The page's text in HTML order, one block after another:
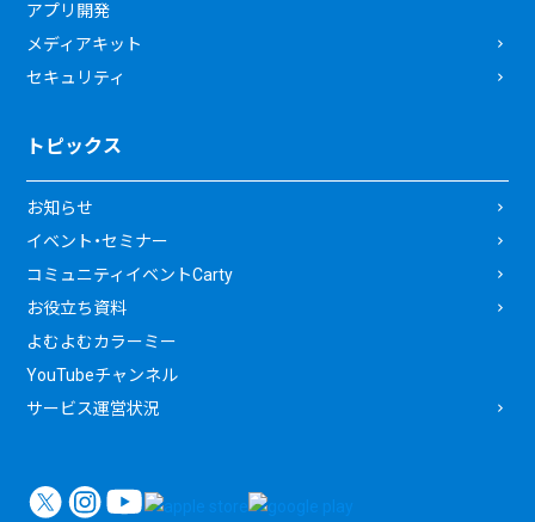
アプリ開発
メディアキット
セキュリティ
トピックス
お知らせ
イベント・セミナー
コミュニティイベントCarty
お役立ち資料
よむよむカラーミー
YouTubeチャンネル
サービス運営状況